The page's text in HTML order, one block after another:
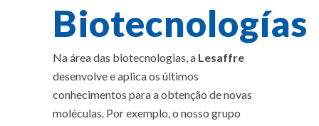
Biotecnologías
Na área das biotecnologias, a Lesaffre
desenvolve e aplica os últimos
conhecimentos para a obtenção de novas
moléculas. Por exemplo, o nosso grupo